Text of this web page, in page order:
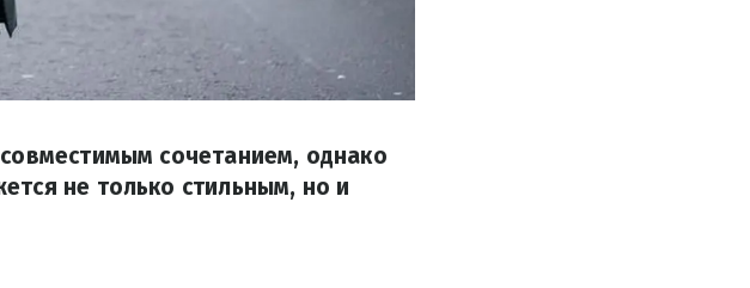
сочетанием, однако
не только стильным, но и